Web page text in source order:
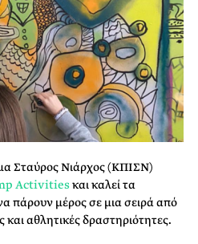
Σταύρος Νιάρχος (ΚΠΙΣΝ)
Activitiesκαι καλεί τα
πάρουν μέρος σε μια σειρά από
αθλητικές δραστηριότητες.